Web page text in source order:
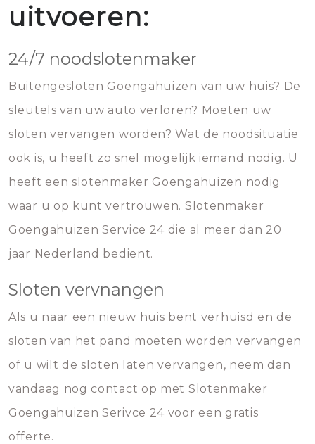
uitvoeren:
24/7 noodslotenmaker
Buitengesloten Goengahuizen van uw huis? De
sleutels van uw auto verloren? Moeten uw
sloten vervangen worden? Wat de noodsituatie
ook is, u heeft zo snel mogelijk iemand nodig. U
heeft een slotenmaker Goengahuizen nodig
waar u op kunt vertrouwen. Slotenmaker
Goengahuizen Service 24 die al meer dan 20
jaar Nederland bedient.
Sloten vervnangen
Als u naar een nieuw huis bent verhuisd en de
sloten van het pand moeten worden vervangen
of u wilt de sloten laten vervangen, neem dan
vandaag nog contact op met Slotenmaker
Goengahuizen Serivce 24 voor een gratis
offerte.